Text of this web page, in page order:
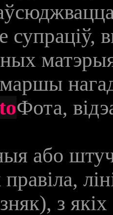
супраціў,
Фота,
або
з якіх